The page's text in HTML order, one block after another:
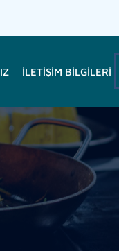
İLETIŞIM BILGILERI